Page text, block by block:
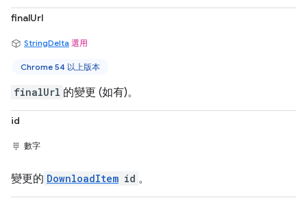
finalUrl
StringDelta 選用
Chrome 54 以上版本
finalUrl 的變更 (如有)。
id
數字
變更的 DownloadItem id 。